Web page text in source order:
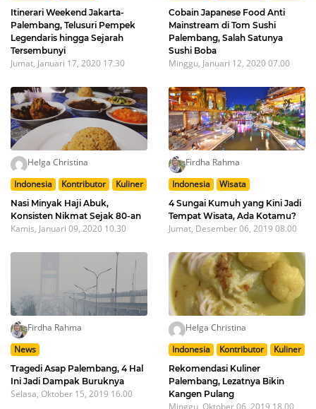
Itinerari Weekend Jakarta-
Palembang, Telusuri Pempek
Legendaris hingga Sejarah
Tersembunyi
Jumat, Januari 17, 2020 17.30
Cobain Japanese Food Anti
Mainstream di Tom Sushi
Palembang, Salah Satunya
Sushi Boba
Minggu, Januari 12, 2020 07.00
Helga Christina
Indonesia
Kontributor Kuliner
Nasi Minyak Haji Abuk,
Konsisten Nikmat Sejak 80-an
Kamis, Januari 09, 2020 10.30
Firdha Rahma
Indonesia
Wisata
4 Sungai Kumuh yang Kini Jadi
Tempat Wisata, Ada Kotamu?
Jumat, Desember 06, 2019 08.00
Firdha Rahma
News
Tragedi Asap Palembang, 4 Hal
Ini Jadi Dampak Buruknya
Selasa, Oktober 15, 2019 16.00
Helga Christina
Indonesia
Kontributor Kuliner
Rekomendasi Kuliner
Palembang, Lezatnya Bikin
Kangen Pulang
Minggu, Oktober 06, 2019 18.00